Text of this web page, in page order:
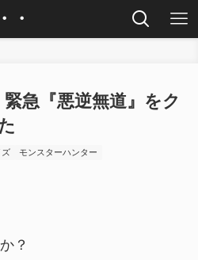
・
緊急『悪逆無道』をク
ズ
モンスターハンター
？